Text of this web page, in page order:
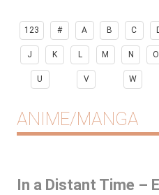
123 # A B C
J K L M N O
U V W
ANIME/MANGA
In a Distant Time –